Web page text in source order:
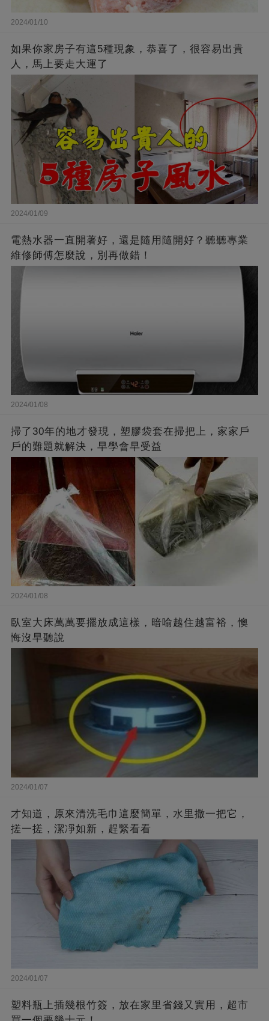
2024/01/10
如果你家房子有這5種現象，恭喜了，很容易出貴
人，馬上要走大運了
2024/01/09
電熱水器一直開著好，還是隨用隨開好？聽聽專業
維修師傅怎麼說，別再做錯！
2024/01/08
掃了30年的地才發現，塑膠袋套在掃把上，家家戶
戶的難題就解決，早學會早受益
2024/01/08
臥室大床萬萬要擺放成這樣，暗喻越住越富裕，懊
悔沒早聽說
2024/01/07
才知道，原來清洗毛巾這麼簡單，水里撒一把它，
搓一搓，潔凈如新，趕緊看看
2024/01/07
塑料瓶上插幾根竹簽，放在家里省錢又實用，超市